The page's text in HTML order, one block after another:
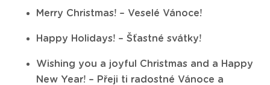
Merry Christmas! – Veselé Vánoce!
Happy Holidays! – Šťastné svátky!
Wishing you a joyful Christmas and a Happy
New Year! – Přeji ti radostné Vánoce a